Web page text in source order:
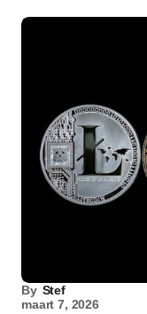
By Stef
maart 7, 2026